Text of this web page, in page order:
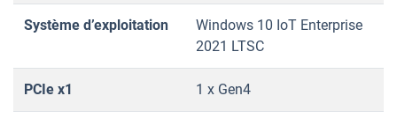
Système d’exploitation
Windows 10 IoT Enterprise
2021 LTSC
PCIe x1 1 x Gen4